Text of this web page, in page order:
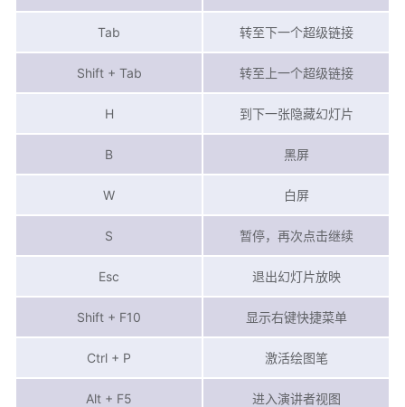
Tab 转至下一个超级链接
Shift + Tab 转至上一个超级链接
H 到下一张隐藏幻灯片
B 黑屏
W 白屏
S 暂停，再次点击继续
Esc 退出幻灯片放映
Shift + F10 显示右键快捷菜单
Ctrl + P 激活绘图笔
Alt + F5 进入演讲者视图